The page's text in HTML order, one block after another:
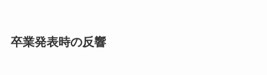
卒業発表時の反響